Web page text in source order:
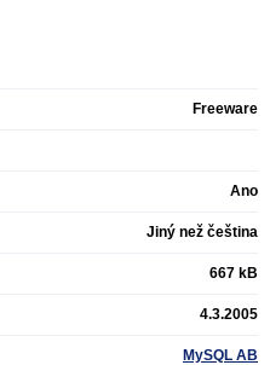
Freeware
Ano
Jiný než čeština
667 kB
4.3.2005
MySQL AB